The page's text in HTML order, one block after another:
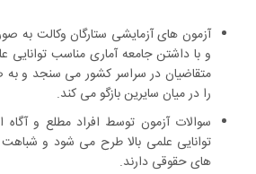
آزمون های آزمایشی ستارگان وکالت به
و با داشتن جامعه آماری مناسب توانایی
متقاضیان در سراسر کشور می سنجد و به
را در میان سایرین بازگو می کند.
سوالات آزمون توسط افراد مطلع و آگاه
توانایی علمی بالا طرح می شود و شباهت
های حقوقی دارند.